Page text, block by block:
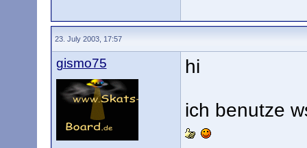
23. July 2003, 17:57
gismo75 hi
ich benutze